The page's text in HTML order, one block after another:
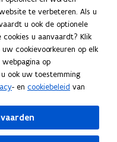
te verbeteren. Als u
u ook de optionele
u aanvaardt? Klik
cookievoorkeuren op elk
op
ook uw toestemming
- en cookiebeleid van